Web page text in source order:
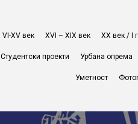
VI-XV век XVI – XIX век ХХ век / I
Студентски проекти Урбана опрема
Уметност